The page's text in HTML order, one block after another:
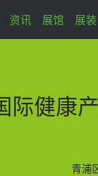
资讯 展馆 展装
际健康
青浦